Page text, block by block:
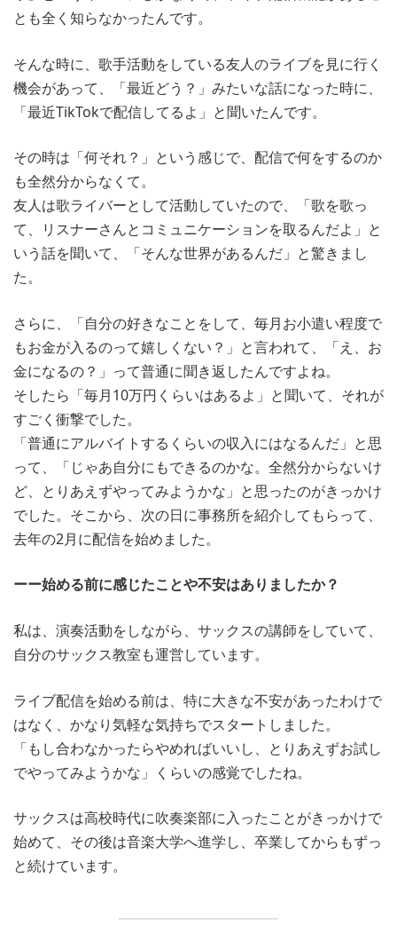
とも全く知らなかったんです。
そんな時に、歌手活動をしている友人のライブを見に行く
機会があって、「最近どう？」みたいな話になった時に、
「最近TikTokで配信してるよ」と聞いたんです。
その時は「何それ？」という感じで、配信で何をするのか
も全然分からなくて。
友人は歌ライバーとして活動していたので、「歌を歌っ
て、リスナーさんとコミュニケーションを取るんだよ」と
いう話を聞いて、「そんな世界があるんだ」と驚きまし
た。
さらに、「自分の好きなことをして、毎月お小遣い程度で
もお金が入るのって嬉しくない？」と言われて、「え、お
金になるの？」って普通に聞き返したんですよね。
そしたら「毎月10万円くらいはあるよ」と聞いて、それが
すごく衝撃でした。
「普通にアルバイトするくらいの収入にはなるんだ」と思
って、「じゃあ自分にもできるのかな。全然分からないけ
ど、とりあえずやってみようかな」と思ったのがきっかけ
でした。そこから、次の日に事務所を紹介してもらって、
去年の2月に配信を始めました。
ーー始める前に感じたことや不安はありましたか？
私は、演奏活動をしながら、サックスの講師をしていて、
自分のサックス教室も運営しています。
ライブ配信を始める前は、特に大きな不安があったわけで
はなく、かなり気軽な気持ちでスタートしました。
「もし合わなかったらやめればいいし、とりあえずお試し
でやってみようかな」くらいの感覚でしたね。
サックスは高校時代に吹奏楽部に入ったことがきっかけで
始めて、その後は音楽大学へ進学し、卒業してからもずっ
と続けています。